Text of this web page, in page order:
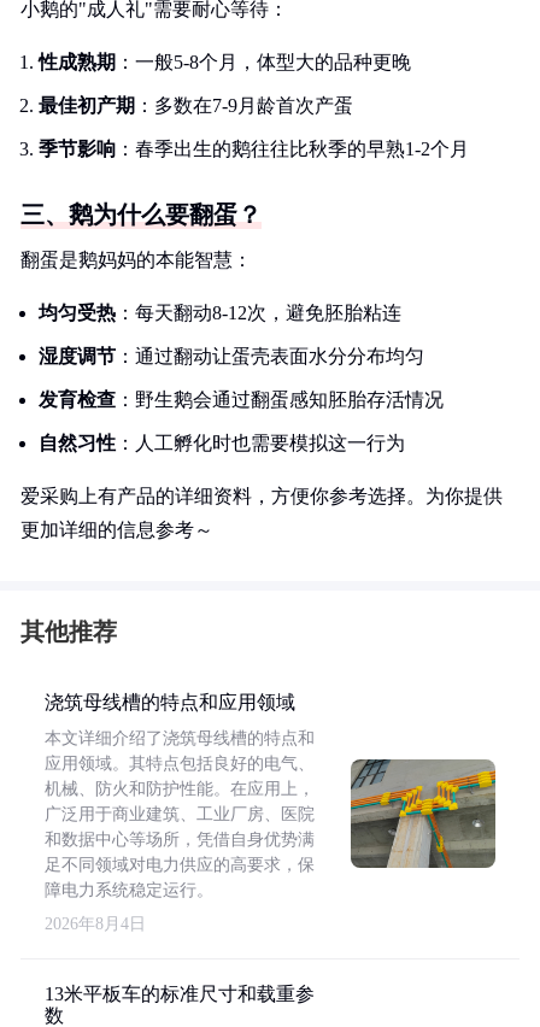
小鹅的"成人礼"需要耐心等待：
性成熟期 ：一般5-8个月，体型大的品种更晚
最佳初产期 ：多数在7-9月龄首次产蛋
季节影响 ：春季出生的鹅往往比秋季的早熟1-2个月
三、鹅为什么要翻蛋？
翻蛋是鹅妈妈的本能智慧：
均匀受热 ：每天翻动8-12次，避免胚胎粘连
湿度调节 ：通过翻动让蛋壳表面水分分布均匀
发育检查 ：野生鹅会通过翻蛋感知胚胎存活情况
自然习性 ：人工孵化时也需要模拟这一行为
爱采购上有产品的详细资料，方便你参考选择。为你提供
更加详细的信息参考～
其他推荐
浇筑母线槽的特点和应用领域
本文详细介绍了浇筑母线槽的特点和
应用领域。其特点包括良好的电气、
机械、防火和防护性能。在应用上，
广泛用于商业建筑、工业厂房、医院
和数据中心等场所，凭借自身优势满
足不同领域对电力供应的高要求，保
障电力系统稳定运行。
2026年8月4日
13米平板车的标准尺寸和载重参
数